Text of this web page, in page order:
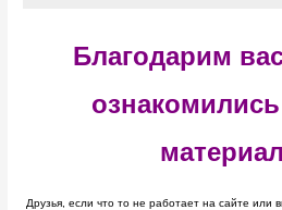
Благодарим
Друзья, если что то не работает на сайте или